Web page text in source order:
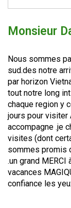
Monsieur
Nous sommes
sud.des notre
par horizon
tout notre long
chaque region y
jours pour visiter
accompagne .je
visites (dont
sommes promis
.un grand MERCI
vacances
confiance les